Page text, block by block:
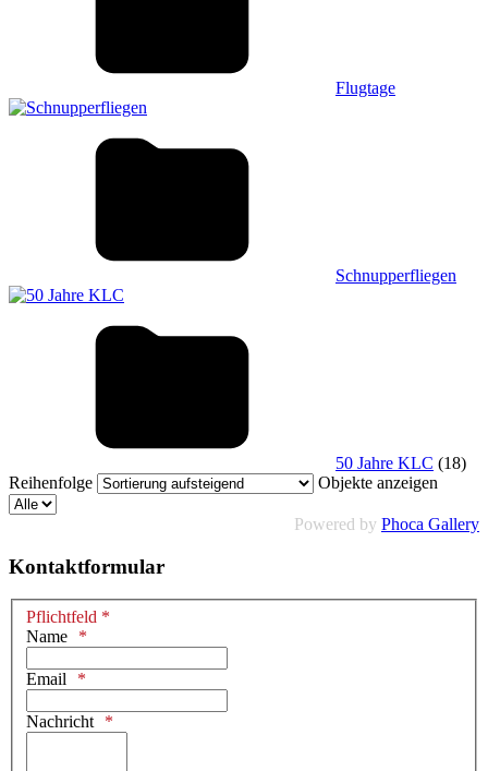
Flugtage
Schnupperfliegen
50 Jahre KLC (18)
Reihenfolge
Objekte anzeigen
Powered by Phoca Gallery
Kontaktformular
Pflichtfeld *
Name
Email
Nachricht